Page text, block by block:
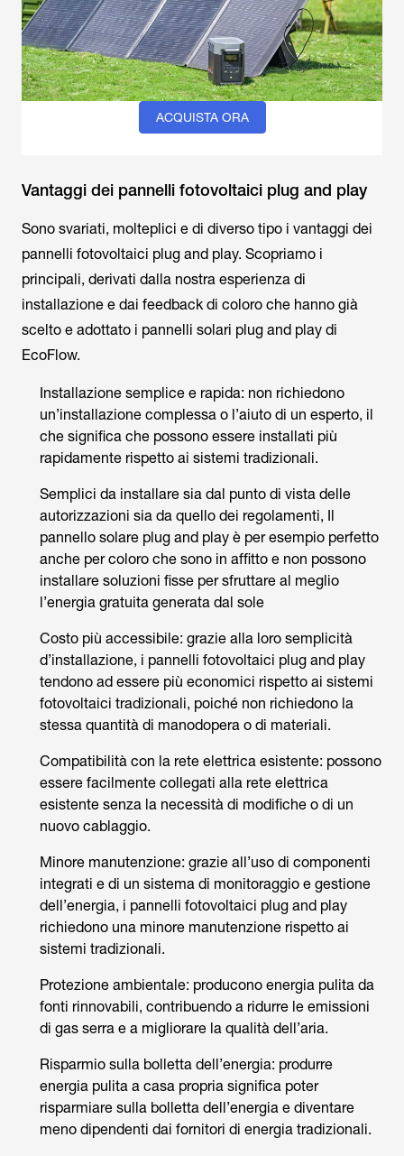
ACQUISTA ORA
Vantaggi dei pannelli fotovoltaici plug and play
Sono svariati, molteplici e di diverso tipo i vantaggi dei
pannelli fotovoltaici plug and play. Scopriamo i
principali, derivati dalla nostra esperienza di
installazione e dai feedback di coloro che hanno già
scelto e adottato i pannelli solari plug and play di
EcoFlow.
Installazione semplice e rapida: non richiedono
un’installazione complessa o l’aiuto di un esperto, il
che significa che possono essere installati più
rapidamente rispetto ai sistemi tradizionali.
Semplici da installare sia dal punto di vista delle
autorizzazioni sia da quello dei regolamenti, Il
pannello solare plug and play è per esempio perfetto
anche per coloro che sono in affitto e non possono
installare soluzioni fisse per sfruttare al meglio
l’energia gratuita generata dal sole
Costo più accessibile: grazie alla loro semplicità
d’installazione, i pannelli fotovoltaici plug and play
tendono ad essere più economici rispetto ai sistemi
fotovoltaici tradizionali, poiché non richiedono la
stessa quantità di manodopera o di materiali.
Compatibilità con la rete elettrica esistente: possono
essere facilmente collegati alla rete elettrica
esistente senza la necessità di modifiche o di un
nuovo cablaggio.
Minore manutenzione: grazie all’uso di componenti
integrati e di un sistema di monitoraggio e gestione
dell’energia, i pannelli fotovoltaici plug and play
richiedono una minore manutenzione rispetto ai
sistemi tradizionali.
Protezione ambientale: producono energia pulita da
fonti rinnovabili, contribuendo a ridurre le emissioni
di gas serra e a migliorare la qualità dell’aria.
Risparmio sulla bolletta dell’energia: produrre
energia pulita a casa propria significa poter
risparmiare sulla bolletta dell’energia e diventare
meno dipendenti dai fornitori di energia tradizionali.